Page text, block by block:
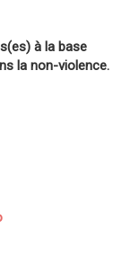
à la base
la non-violence.